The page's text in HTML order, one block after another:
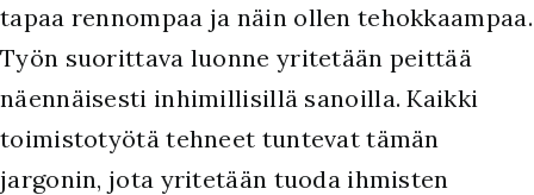
tapaa rennompaa ja näin ollen tehokkaampaa.
Työn suorittava luonne yritetään peittää
näennäisesti inhimillisillä sanoilla. Kaikki
toimistotyötä tehneet tuntevat tämän
jargonin, jota yritetään tuoda ihmisten